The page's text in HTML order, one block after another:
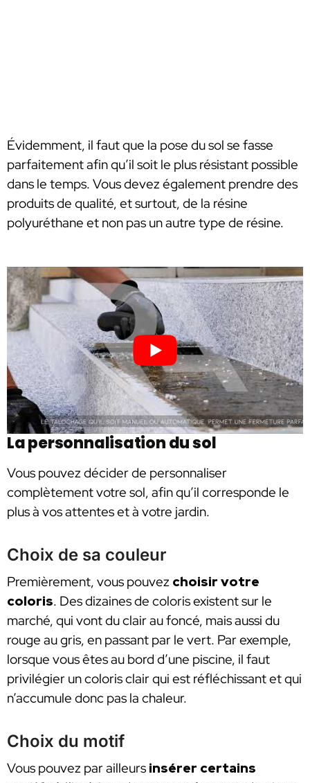
Évidemment, il faut que la pose du sol se fasse
parfaitement afin qu’il soit le plus résistant possible
dans le temps. Vous devez également prendre des
produits de qualité, et surtout, de la résine
polyuréthane et non pas un autre type de résine.
La personnalisation du sol
Vous pouvez décider de personnaliser
complètement votre sol, afin qu’il corresponde le
plus à vos attentes et à votre jardin.
Choix de sa couleur
Premièrement, vous pouvez choisir votre
coloris. Des dizaines de coloris existent sur le
marché, qui vont du clair au foncé, mais aussi du
rouge au gris, en passant par le vert. Par exemple,
lorsque vous êtes au bord d’une piscine, il faut
privilégier un coloris clair qui est réfléchissant et qui
n’accumule donc pas la chaleur.
Choix du motif
Vous pouvez par ailleurs insérer certains